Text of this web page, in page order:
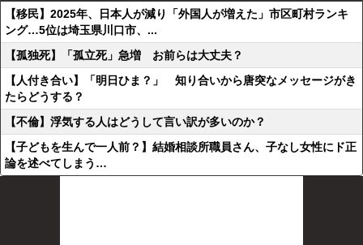
【移民】2025年、日本人が減り「外国人が増えた」市区町村ランキ
ング…5位は埼玉県川口市、...
【孤独死】「孤立死」急増 お前らは大丈夫？
【人付き合い】「明日ひま？」 知り合いから唐突なメッセージがき
たらどうする？
【不倫】浮気する人はどうして言い訳が多いのか？
【子どもを生んで一人前？】結婚相談所職員さん、子なし女性にド正
論を述べてしまう…